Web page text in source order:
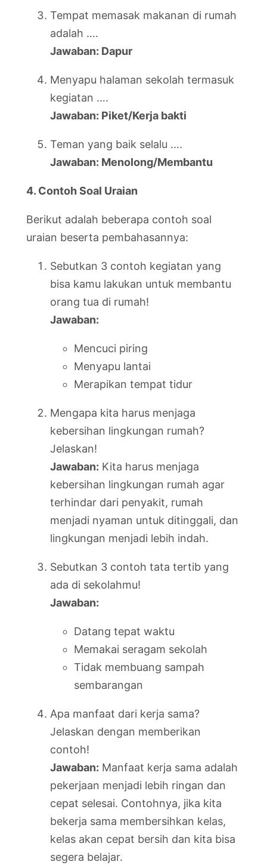
Tempat memasak makanan di rumah
adalah ….
Jawaban: Dapur
Menyapu halaman sekolah termasuk
kegiatan ….
Jawaban: Piket/Kerja bakti
Teman yang baik selalu ….
Jawaban: Menolong/Membantu
4. Contoh Soal Uraian
Berikut adalah beberapa contoh soal
uraian beserta pembahasannya:
Sebutkan 3 contoh kegiatan yang
bisa kamu lakukan untuk membantu
orang tua di rumah!
Jawaban:
Mencuci piring
Menyapu lantai
Merapikan tempat tidur
Mengapa kita harus menjaga
kebersihan lingkungan rumah?
Jelaskan!
Jawaban: Kita harus menjaga
kebersihan lingkungan rumah agar
terhindar dari penyakit, rumah
menjadi nyaman untuk ditinggali, dan
lingkungan menjadi lebih indah.
Sebutkan 3 contoh tata tertib yang
ada di sekolahmu!
Jawaban:
Datang tepat waktu
Memakai seragam sekolah
Tidak membuang sampah
sembarangan
Apa manfaat dari kerja sama?
Jelaskan dengan memberikan
contoh!
Jawaban: Manfaat kerja sama adalah
pekerjaan menjadi lebih ringan dan
cepat selesai. Contohnya, jika kita
bekerja sama membersihkan kelas,
kelas akan cepat bersih dan kita bisa
segera belajar.